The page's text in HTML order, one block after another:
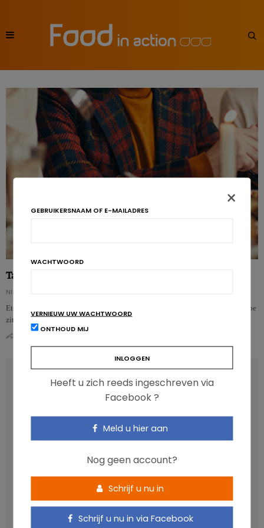
Tafelen met vrienden of familie doet ons meer eten…
NICOLAS ROUSSEAU
Eten in gezelschap mag dan wel gezellig zijn, het is niet zonder gevolgen. Hoe
zit dat precies?…
RECENT POSTS
gezondheid
Verhoogt het eten van zoete voeding de trek in zoet?
Een gezonde darmmicrobiota is goed, maar wat is dat
Vis, verontreinigende stoffen en omega-3: wat zijn de
aanbevelingen?
Moeten ultrabewerkte voedingsmiddelen een prioritair
×
GEBRUIKERSNAAM OF E-MAILADRES
WACHTWOORD
VERNIEUW UW WACHTWOORD
ONTHOUD MIJ
Heeft u zich reeds ingeschreven via
Facebook ?
Meld u hier aan
Nog geen account?
Schrijf u nu in
Schrijf u nu in via Facebook